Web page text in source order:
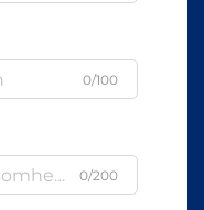
0/100
0/200